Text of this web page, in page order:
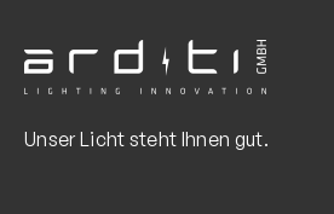
Unser Licht steht Ihnen gut.